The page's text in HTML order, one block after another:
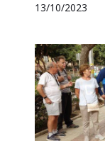
13/10/2023